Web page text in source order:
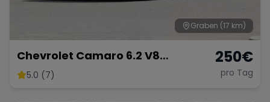
Dodge
Graben (17 km)
Chevrolet Camaro 6.2 V8
Customkingz
5.0 (7)
250€
pro Tag